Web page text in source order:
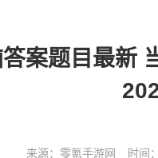
案题目最新
来源：零氪手游网 时间